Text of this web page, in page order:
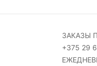
ЗАКАЗЫ
+375 29